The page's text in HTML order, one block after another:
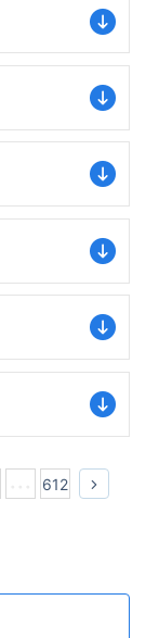
612